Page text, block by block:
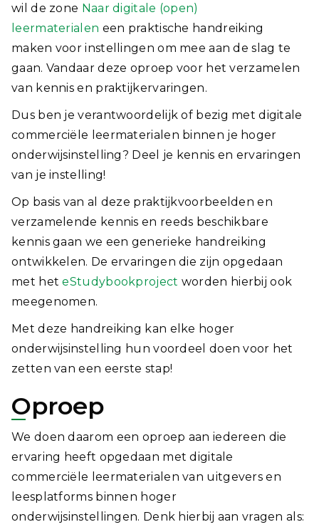
wil de zone Naar digitale (open)
leermaterialen een praktische handreiking
maken voor instellingen om mee aan de slag te
gaan. Vandaar deze oproep voor het verzamelen
van kennis en praktijkervaringen.
Dus ben je verantwoordelijk of bezig met digitale
commerciële leermaterialen binnen je hoger
onderwijsinstelling? Deel je kennis en ervaringen
van je instelling!
Op basis van al deze praktijkvoorbeelden en
verzamelende kennis en reeds beschikbare
kennis gaan we een generieke handreiking
ontwikkelen. De ervaringen die zijn opgedaan
met heteStudybookproject worden hierbij ook
meegenomen.
Met deze handreiking kan elke hoger
onderwijsinstelling hun voordeel doen voor het
zetten van een eerste stap!
Oproep
We doen daarom een oproep aan iedereen die
ervaring heeft opgedaan met digitale
commerciële leermaterialen van uitgevers en
leesplatforms binnen hoger
onderwijsinstellingen. Denk hierbij aan vragen als: